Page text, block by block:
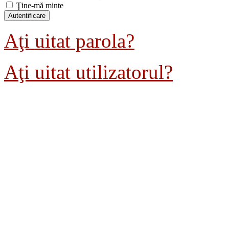
Ţine-mă minte
Aţi uitat parola?
Aţi uitat utilizatorul?